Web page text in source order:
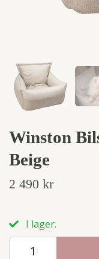
Winston
Beige
2 490 kr
I lager.